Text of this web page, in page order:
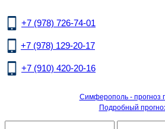
+7 (978) 726-74-01
+7 (978) 129-20-17
+7 (910) 420-20-16
Симферополь - прогноз
Подробный